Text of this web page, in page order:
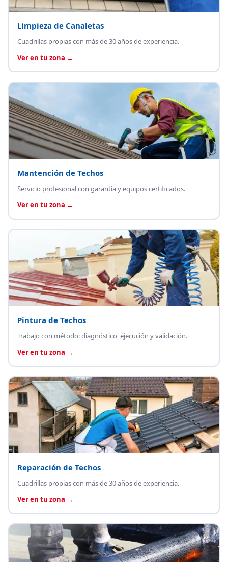
Limpieza de Canaletas
Cuadrillas propias con más de 30 años de experiencia.
Ver en tu zona →
Mantención de Techos
Servicio profesional con garantía y equipos certificados.
Ver en tu zona →
Pintura de Techos
Trabajo con método: diagnóstico, ejecución y validación.
Ver en tu zona →
Reparación de Techos
Cuadrillas propias con más de 30 años de experiencia.
Ver en tu zona →